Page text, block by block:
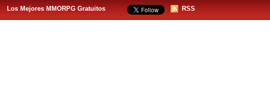
Los Mejores MMORPG Gratuitos RSS